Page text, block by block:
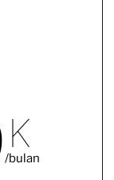
K
/bulan